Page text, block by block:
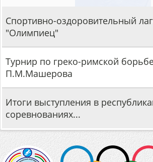
Спортивно-оздоровительный
"Олимпиец"
Турнир по греко-римской
П.М.Машерова
Итоги выступления в
соревнованиях...